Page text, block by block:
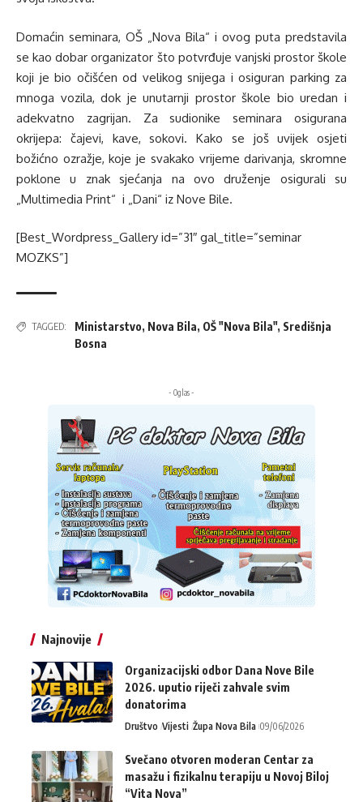
Domaćin seminara, OŠ „Nova Bila“ i ovog puta predstavila
se kao dobar organizator što potvrđuje vanjski prostor škole
koji je bio očišćen od velikog snijega i osiguran parking za
mnoga vozila, dok je unutarnji prostor škole bio uredan i
adekvatno zagrijan. Za sudionike seminara osigurana
okrijepa: čajevi, kave, sokovi. Kako se još uvijek osjeti
božićno ozražje, koje je svakako vrijeme darivanja, skromne
poklone u znak sjećanja na ovo druženje osigurali su
„Multimedia Print“ i „Dani“ iz Nove Bile.
[Best_Wordpress_Gallery id=”31″ gal_title=”seminar
MOZKS”]
TAGGED: Ministarstvo, Nova Bila, OŠ "Nova Bila", Središnja
Bosna
- Oglas -
Najnovije
Organizacijski odbor Dana Nove Bile
2026. uputio riječi zahvale svim
donatorima
Društvo Vijesti Župa Nova Bila 09/06/2026
Svečano otvoren moderan Centar za
masažu i fizikalnu terapiju u Novoj Biloj
“Vita Nova”